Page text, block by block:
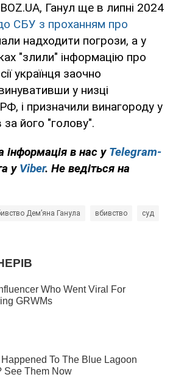
Ганул ще в липні 2024
СБУ з проханням про
надходити погрози, а у
"злили" інформацію про
українця заочно
у низці
і призначили винагороду у
його "голову".
інформація в нас у Telegram-
у Viber. Не ведіться на
Дем’яна Ганула вбивство суд